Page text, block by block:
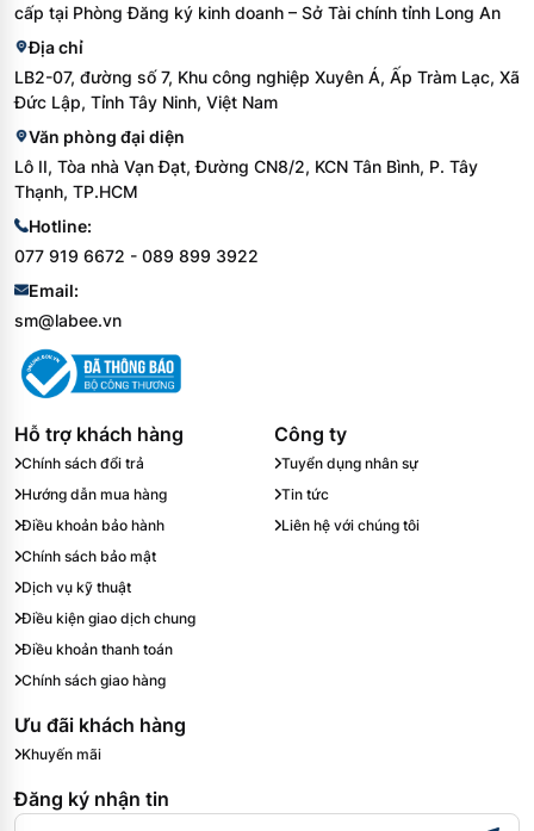
cấp tại Phòng Đăng ký kinh doanh – Sở Tài chính tỉnh Long An
Địa chỉ
LB2-07, đường số 7, Khu công nghiệp Xuyên Á, Ấp Tràm Lạc, Xã
Đức Lập, Tỉnh Tây Ninh, Việt Nam
Văn phòng đại diện
Lô II, Tòa nhà Vạn Đạt, Đường CN8/2, KCN Tân Bình, P. Tây
Thạnh, TP.HCM
Hotline:
077 919 6672 - 089 899 3922
Email:
sm@labee.vn
Hỗ trợ khách hàng
Chính sách đổi trả
Hướng dẫn mua hàng
Điều khoản bảo hành
Chính sách bảo mật
Dịch vụ kỹ thuật
Điều kiện giao dịch chung
Điều khoản thanh toán
Chính sách giao hàng
Công ty
Tuyển dụng nhân sự
Tin tức
Liên hệ với chúng tôi
Ưu đãi khách hàng
Khuyến mãi
Đăng ký nhận tin